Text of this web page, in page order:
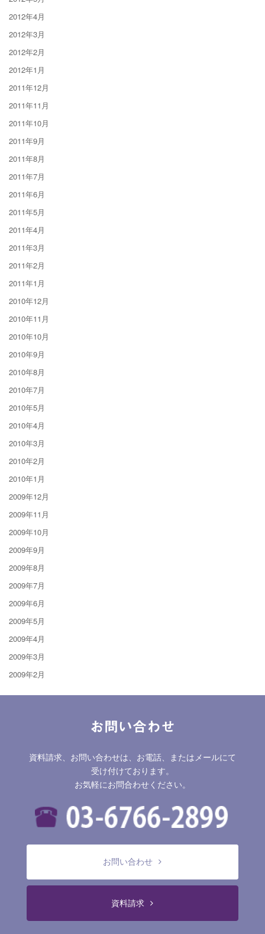
2012年4月
2012年3月
2012年2月
2012年1月
2011年12月
2011年11月
2011年10月
2011年9月
2011年8月
2011年7月
2011年6月
2011年5月
2011年4月
2011年3月
2011年2月
2011年1月
2010年12月
2010年11月
2010年10月
2010年9月
2010年8月
2010年7月
2010年5月
2010年4月
2010年3月
2010年2月
2010年1月
2009年12月
2009年11月
2009年10月
2009年9月
2009年8月
2009年7月
2009年6月
2009年5月
2009年4月
2009年3月
2009年2月
お問い合わせ
資料請求、お問い合わせは、お電話、またはメールにて
受け付けております。
お気軽にお問合わせください。
お問い合わせ
資料請求